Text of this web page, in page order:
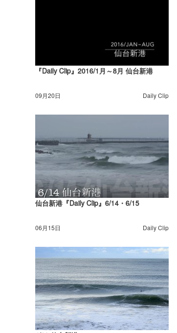
『Daily Clip』2016/1月～8月 仙台新港
09月20日 Daily Clip
仙台新港『Daily Clip』6/14・6/15
06月15日 Daily Clip